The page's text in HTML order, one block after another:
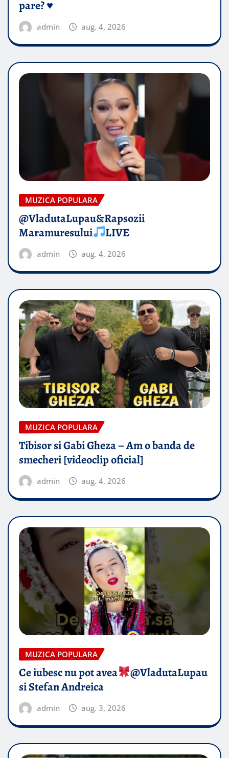
pare? ♥️
admin aug. 4, 2026
MUZICA POPULARA
@VladutaLupau&Rapsozii
Maramuresului
LIVE
admin aug. 4, 2026
MUZICA POPULARA
Tibisor si Gabi Gheza – Am o banda de
smecheri [videoclip oficial]
admin aug. 4, 2026
MUZICA POPULARA
Ce iubesc nu pot avea
​@VladutaLupau
si Stefan Andreica
admin aug. 3, 2026